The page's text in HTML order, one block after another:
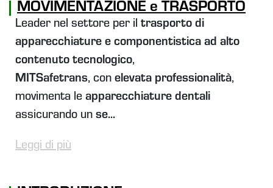
MOVIMENTAZIONE e TRASPORTO
Leader nel settore per il trasporto di
apparecchiature e componentistica ad alto
contenuto tecnologico,
MITSafetrans, con elevata professionalità,
movimenta le apparecchiature dentali
assicurando un se...
Leggi di più